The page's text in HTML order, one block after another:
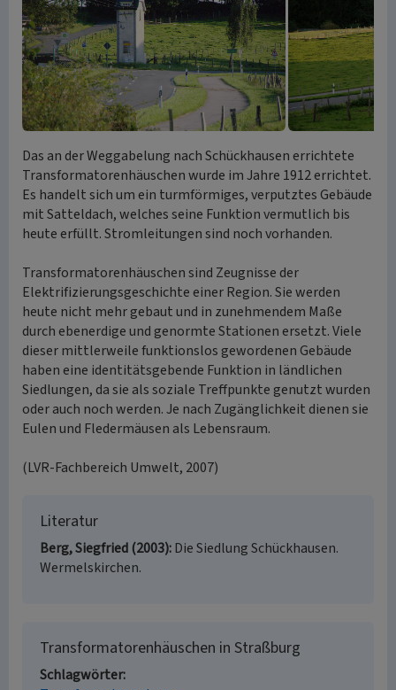
Das an der Weggabelung nach Schückhausen errichtete
Transformatorenhäuschen wurde im Jahre 1912 errichtet.
Es handelt sich um ein turmförmiges, verputztes Gebäude
mit Satteldach, welches seine Funktion vermutlich bis
heute erfüllt. Stromleitungen sind noch vorhanden.
Transformatorenhäuschen sind Zeugnisse der
Elektrifizierungsgeschichte einer Region. Sie werden
heute nicht mehr gebaut und in zunehmendem Maße
durch ebenerdige und genormte Stationen ersetzt. Viele
dieser mittlerweile funktionslos gewordenen Gebäude
haben eine identitätsgebende Funktion in ländlichen
Siedlungen, da sie als soziale Treffpunkte genutzt wurden
oder auch noch werden. Je nach Zugänglichkeit dienen sie
Eulen und Fledermäusen als Lebensraum.
(LVR-Fachbereich Umwelt, 2007)
Literatur
Berg, Siegfried (2003) Die Siedlung Schückhausen.
Wermelskirchen.
Transformatorenhäuschen in Straßburg
Schlagwörter